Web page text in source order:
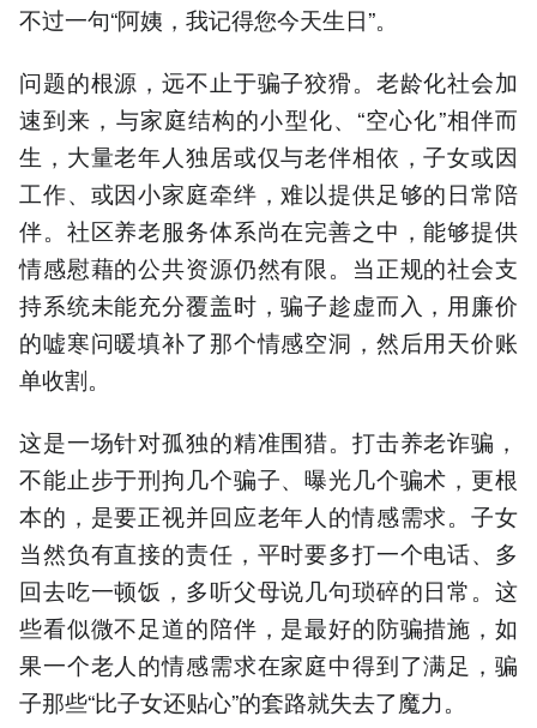
不过一句“阿姨，我记得您今天生日”。
问题的根源，远不止于骗子狡猾。老龄化社会加
速到来，与家庭结构的小型化、“空心化”相伴而
生，大量老年人独居或仅与老伴相依，子女或因
工作、或因小家庭牵绊，难以提供足够的日常陪
伴。社区养老服务体系尚在完善之中，能够提供
情感慰藉的公共资源仍然有限。当正规的社会支
持系统未能充分覆盖时，骗子趁虚而入，用廉价
的嘘寒问暖填补了那个情感空洞，然后用天价账
单收割。
这是一场针对孤独的精准围猎。打击养老诈骗，
不能止步于刑拘几个骗子、曝光几个骗术，更根
本的，是要正视并回应老年人的情感需求。子女
当然负有直接的责任，平时要多打一个电话、多
回去吃一顿饭，多听父母说几句琐碎的日常。这
些看似微不足道的陪伴，是最好的防骗措施，如
果一个老人的情感需求在家庭中得到了满足，骗
子那些“比子女还贴心”的套路就失去了魔力。